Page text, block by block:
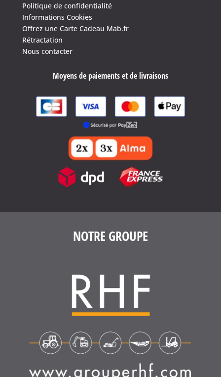
4.6/5(1639 avis)
Politique de confidentialité
Informations Cookies
Offrez une Carte Cadeau Mab.fr
Rétractation
Nous contacter
Moyens de paiements et de livraisons
NOTRE GROUPE